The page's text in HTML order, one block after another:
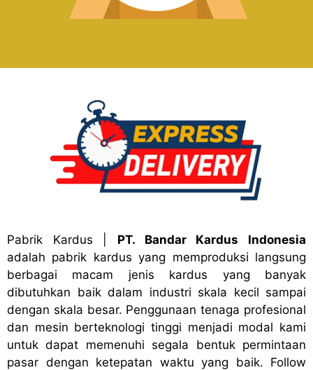
Pabrik Kardus
PT. Bandar Kardus Indonesia
adalah pabrik kardus yang memproduksi langsung
berbagai macam jenis kardus yang banyak
dibutuhkan baik dalam industri skala kecil sampai
dengan skala besar. Penggunaan tenaga profesional
dan mesin berteknologi tinggi menjadi modal kami
untuk dapat memenuhi segala bentuk permintaan
pasar dengan ketepatan waktu yang baik. Follow